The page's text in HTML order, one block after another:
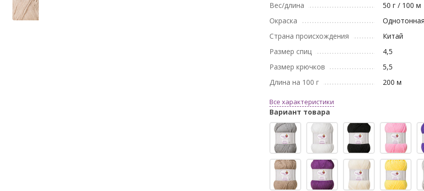
Вес/длина
50 г / 100 м
Окраска
Однотонная
Страна происхождения
Китай
Размер спиц
4,5
Размер крючков
5,5
Длина на 100 г
200 м
Все характеристики
Вариант товара